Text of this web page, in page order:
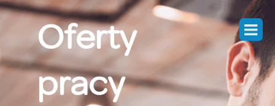
Skip
Oferty
pracy